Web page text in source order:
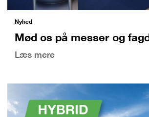
Nyhed
Mød os på messer og
Læs mere